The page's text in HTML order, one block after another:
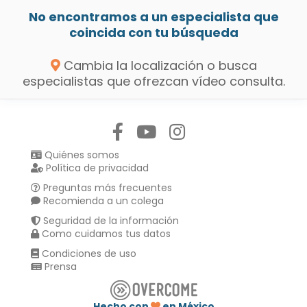
No encontramos a un especialista que
coincida con tu búsqueda
Cambia la localización o busca
especialistas que ofrezcan vídeo consulta.
Quiénes somos
Política de privacidad
Preguntas más frecuentes
Recomienda a un colega
Seguridad de la información
Como cuidamos tus datos
Condiciones de uso
Prensa